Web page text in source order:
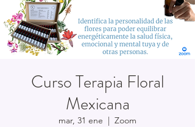
Curso Terapia Floral
Mexicana
mar, 31 ene
  |
Zoom